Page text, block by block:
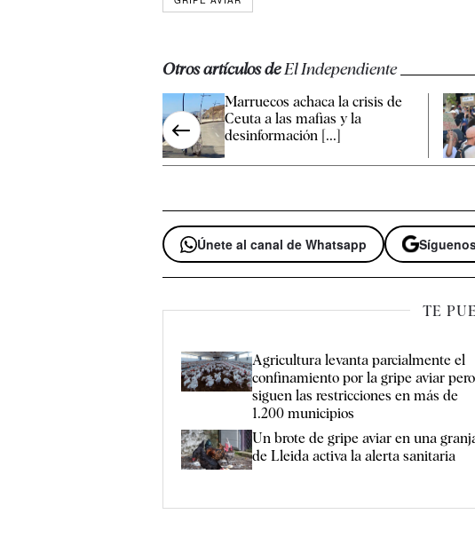
Otros artículos deEl Independiente
Marruecos achaca la crisis de
Ceuta a las mafias y la
desinformación [...]
Únete al canal de Whatsapp
TE
Agricultura levanta parcialmente el
confinamiento por la gripe aviar pero
siguen las restricciones en más de
1.200 municipios
Un brote de gripe aviar en una
de Lleida activa la alerta sanitaria